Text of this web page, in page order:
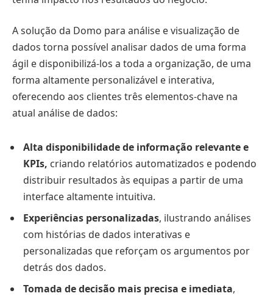
A solução da Domo para análise e visualização de
dados torna possível analisar dados de uma forma
ágil e disponibilizá-los a toda a organização, de uma
forma altamente personalizável e interativa,
oferecendo aos clientes três elementos-chave na
atual análise de dados:
Alta disponibilidade de informação relevante e
KPIs, criando relatórios automatizados e podendo
distribuir resultados às equipas a partir de uma
interface altamente intuitiva.
Experiências personalizadas, ilustrando análises
com histórias de dados interativas e
personalizadas que reforçam os argumentos por
detrás dos dados.
Tomada de decisão mais precisa e imediata,